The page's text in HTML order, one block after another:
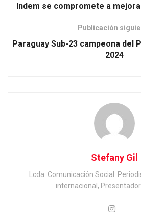
Indem se compromete a
Publicación
Paraguay Sub-23 campeona del
2024
Stefany Gil
Lcda. Comunicación Social.
internacional,